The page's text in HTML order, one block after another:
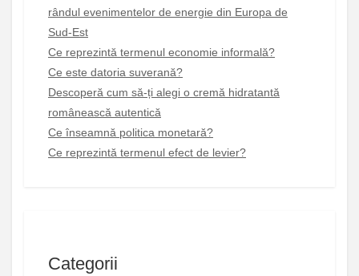
rândul evenimentelor de energie din Europa de
Sud-Est
Ce reprezintă termenul economie informală?
Ce este datoria suverană?
Descoperă cum să-ți alegi o cremă hidratantă
românească autentică
Ce înseamnă politica monetară?
Ce reprezintă termenul efect de levier?
Categorii